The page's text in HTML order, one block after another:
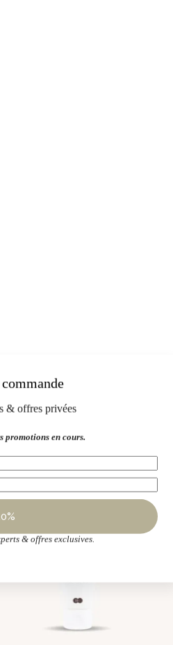
& offres privées
promotions en cours.
& offres exclusives.